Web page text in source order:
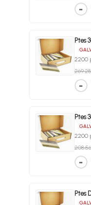
Ptes
2200
Ptes
2200
Ptes